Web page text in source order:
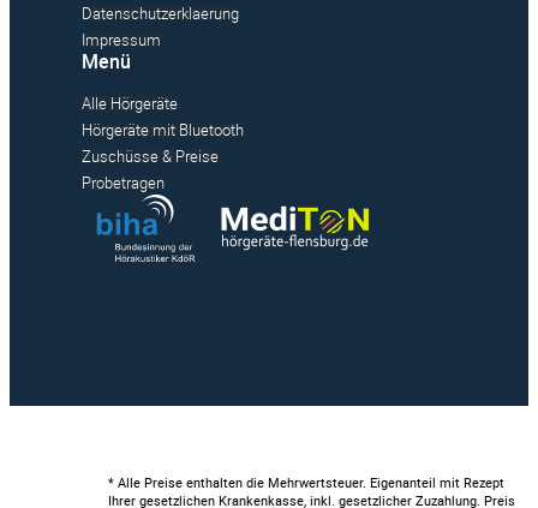
Datenschutzerklaerung
Impressum
Menü
Alle Hörgeräte
Hörgeräte mit Bluetooth
Zuschüsse & Preise
Probetragen
* Alle Preise enthalten die Mehrwertsteuer. Eigenanteil mit Rezept
Ihrer gesetzlichen Krankenkasse, inkl. gesetzlicher Zuzahlung. Preis